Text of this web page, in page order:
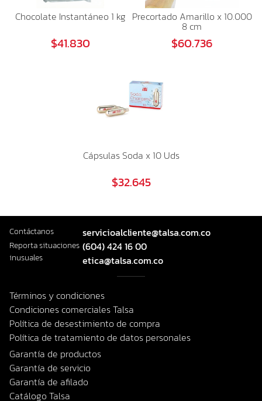
Chocolate Instantáneo 1 kg
$41.830
Precortado Amarillo x 10.000
8 cm
$60.736
Cápsulas Soda x 10 Uds
$32.645
Contáctanos servicioalcliente@talsa.com.co
Reporta situaciones
inusuales
(604) 424 16 00
etica@talsa.com.co
Términos y condiciones
Condiciones comerciales Talsa
Política de desestimiento de compra
Política de tratamiento de datos personales
Garantía de productos
Garantía de servicio
Garantía de afilado
Catálogo Talsa